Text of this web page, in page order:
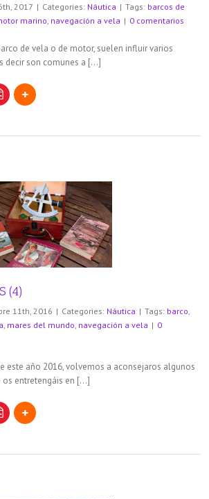
2017 | Categories: Náutica | Tags: barcos de
marino, navegación a vela | 0 comentarios
de vela o de motor, suelen influir varios
decir son comunes a […]
(4)
11th, 2016 | Categories: Náutica | Tags: barco,
, mares del mundo, navegación a vela | 0
este año 2016, volvemos a aconsejaros algunos
os entretengáis en […]